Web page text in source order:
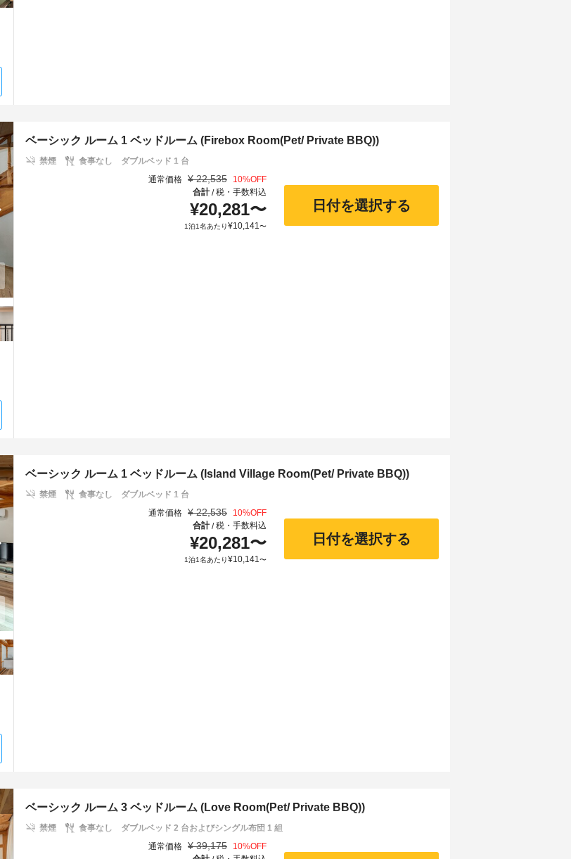
ベーシック ルーム 1 ベッドルーム (Firebox Room(Pet/ Private BBQ))
禁煙 食事なし
ダブルベッド 1 台
通常価格 ¥ 22,535 10%OFF
合計/税・手数料込
¥20,281〜
1泊1名あたり¥10,141〜
日付を選択する
ベーシック ルーム 1 ベッドルーム (Island Village Room(Pet/ Private BBQ))
禁煙 食事なし
ダブルベッド 1 台
通常価格 ¥ 22,535 10%OFF
合計/税・手数料込
¥20,281〜
1泊1名あたり¥10,141〜
日付を選択する
ベーシック ルーム 3 ベッドルーム (Love Room(Pet/ Private BBQ))
禁煙 食事なし
ダブルベッド 2 台およびシングル布団 1 組
通常価格 ¥ 39,175 10%OFF